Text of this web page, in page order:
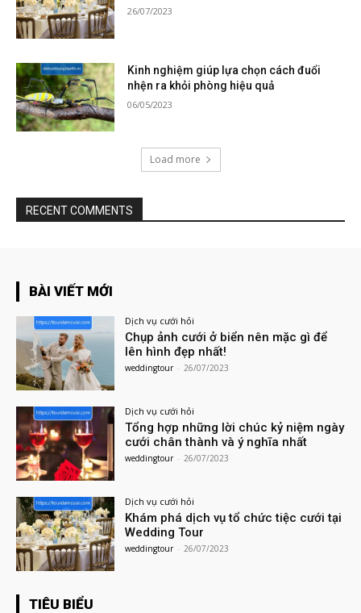
26/07/2023
Kinh nghiệm giúp lựa chọn cách đuổi
nhện ra khỏi phòng hiệu quả
06/05/2023
Load more
RECENT COMMENTS
BÀI VIẾT MỚI
Dịch vụ cưới hỏi
Chụp ảnh cưới ở biển nên mặc gì để
lên hình đẹp nhất!
weddingtour - 26/07/2023
Dịch vụ cưới hỏi
Tổng hợp những lời chúc kỷ niệm ngày
cưới chân thành và ý nghĩa nhất
weddingtour - 26/07/2023
Dịch vụ cưới hỏi
Khám phá dịch vụ tổ chức tiệc cưới tại
Wedding Tour
weddingtour - 26/07/2023
TIÊU BIỂU